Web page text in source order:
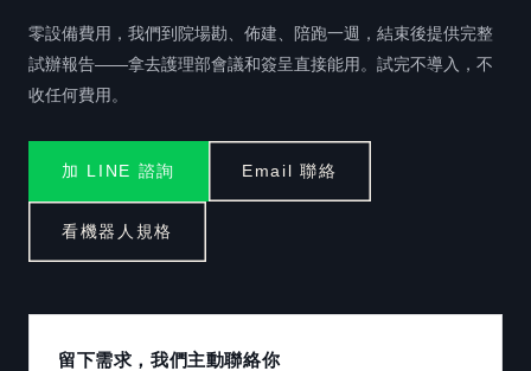
零設備費用，我們到院場勘、佈建、陪跑一週，結束後提供完整
試辦報告——拿去護理部會議和簽呈直接能用。試完不導入，不
收任何費用。
加 LINE 諮詢 Email 聯絡
看機器人規格
留下需求，我們主動聯絡你